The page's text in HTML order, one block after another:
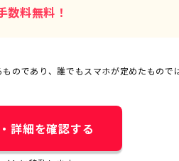
数料無料！
のであり、誰でもスマホが定めたもので
詳細を確認する